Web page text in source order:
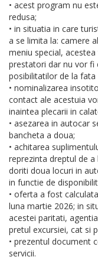
• acest program nu
redusa;
• in situatia in care
a se limita la: camere
meniu special,
prestatori dar nu vor fi
posibilitatilor de la fata
• nominalizarea
contact ale acestuia
inaintea plecarii in
• asezarea in autocar
bancheta a doua;
• achitarea
reprezinta dreptul de
doriti doua locuri in
in functie de
• oferta a fost
luna martie 2026; in
acestei paritati,
pretul excursiei, cat si
• prezentul document
servicii.